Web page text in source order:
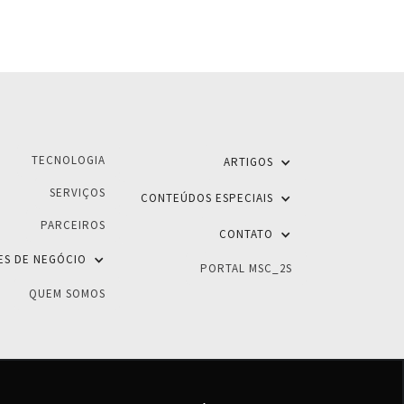
TECNOLOGIA
SERVIÇOS
PARCEIROS
DE NEGÓCIO
QUEM SOMOS
ARTIGOS
CONTEÚDOS ESPECIAIS
CONTATO
PORTAL MSC_2S